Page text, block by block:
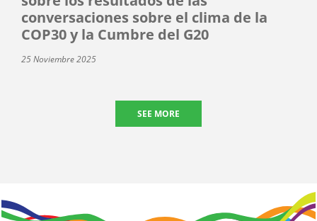
conversaciones sobre el clima de la
COP30 y la Cumbre del G20
25 Noviembre 2025
SEE MORE